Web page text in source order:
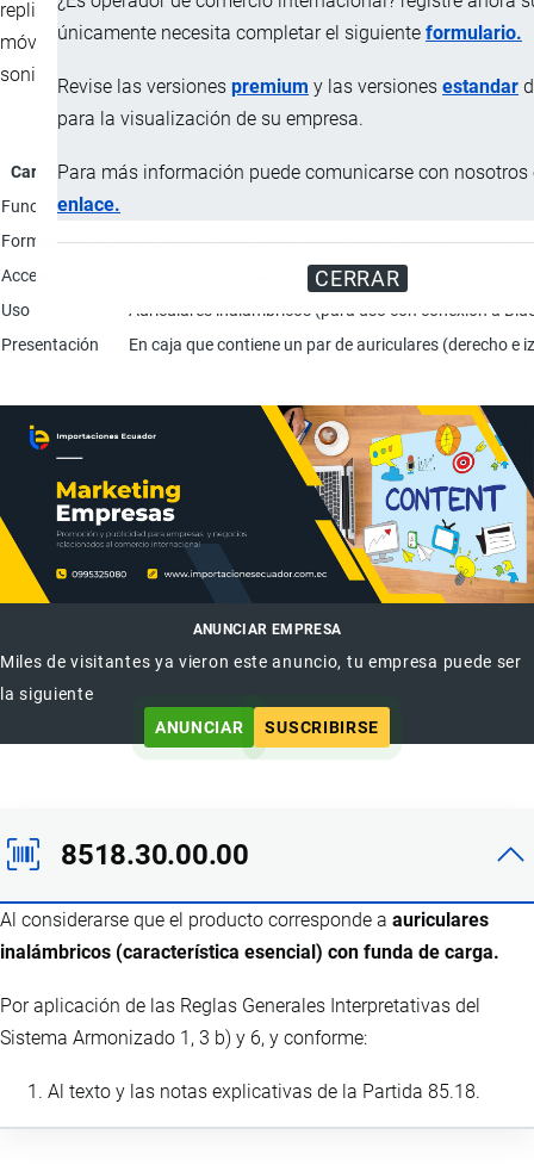
únicamente necesita completar el siguiente formulario.
Revise las versiones premium y las versiones estandar
para la visualización de su empresa.
Para más información puede comunicarse con nosotros
enlace.
CERRAR
replican las vibraciones acústicas recibidas del dispositivo
móvil para oír y envían vibraciones al mismo para transmitir
sonidos (voz).
Característica
Funciones
Formas de cargaCarga con cable; Carga inalámbrica; Carga mediante
Accesorios
Funda de carga, lleva una batería integrada y,
Uso
Auriculares inalámbricos (para uso con conexión a
Presentación
En caja que contiene un par de auriculares (derecho e
ANUNCIAR EMPRESA
Miles de visitantes ya vieron este anuncio, tu empresa puede ser
la siguiente
ANUNCIAR
SUSCRIBIRSE
8518.30.00.00
Al considerarse que el producto corresponde a auriculares
inalámbricos (característica esencial) con funda de carga.
Por aplicación de las Reglas Generales Interpretativas del
Sistema Armonizado 1, 3 b) y 6, y conforme:
Al texto y las notas explicativas de la Partida 85.18.